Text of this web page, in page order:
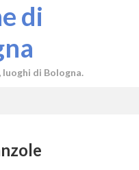
di
luoghi di Bologna.